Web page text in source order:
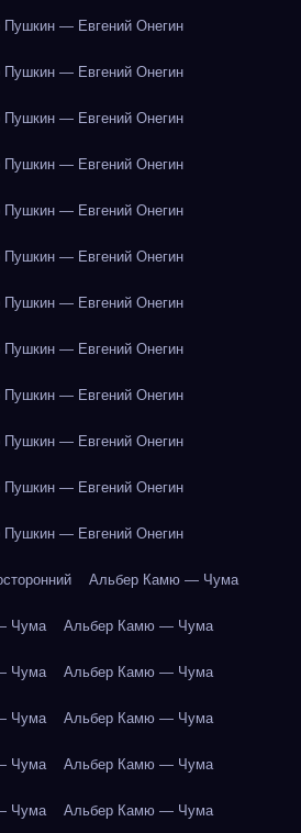
Пушкин — Евгений Онегин
Пушкин — Евгений Онегин
Пушкин — Евгений Онегин
Пушкин — Евгений Онегин
Пушкин — Евгений Онегин
Пушкин — Евгений Онегин
Пушкин — Евгений Онегин
Пушкин — Евгений Онегин
Пушкин — Евгений Онегин
Пушкин — Евгений Онегин
Пушкин — Евгений Онегин
Пушкин — Евгений Онегин
Альбер Камю — Чума
Чума Альбер Камю — Чума
Чума Альбер Камю — Чума
Чума Альбер Камю — Чума
Чума Альбер Камю — Чума
Чума Альбер Камю — Чума